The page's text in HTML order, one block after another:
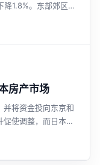
1.8%。东部郊区
房产市场
并将资金投向东京和
使调整，而日本因